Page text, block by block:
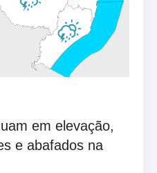
em elevação,
e abafados na